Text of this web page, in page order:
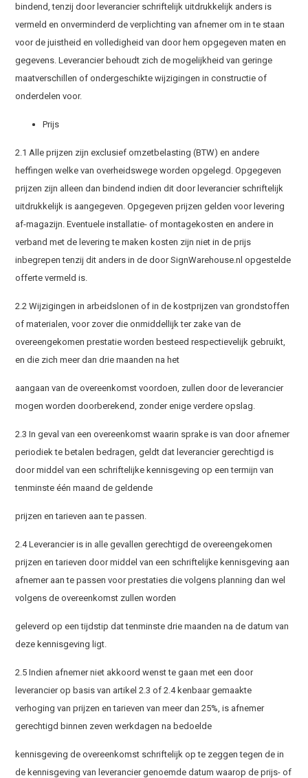
bindend, tenzij door leverancier schriftelijk uitdrukkelijk anders is
vermeld en onverminderd de verplichting van afnemer om in te staan
voor de juistheid en volledigheid van door hem opgegeven maten en
gegevens. Leverancier behoudt zich de mogelijkheid van geringe
maatverschillen of ondergeschikte wijzigingen in constructie of
onderdelen voor.
Prijs
2.1 Alle prijzen zijn exclusief omzetbelasting (BTW) en andere
heffingen welke van overheidswege worden opgelegd. Opgegeven
prijzen zijn alleen dan bindend indien dit door leverancier schriftelijk
uitdrukkelijk is aangegeven. Opgegeven prijzen gelden voor levering
af-magazijn. Eventuele installatie- of montagekosten en andere in
verband met de levering te maken kosten zijn niet in de prijs
inbegrepen tenzij dit anders in de door SignWarehouse.nl opgestelde
offerte vermeld is.
2.2 Wijzigingen in arbeidslonen of in de kostprijzen van grondstoffen
of materialen, voor zover die onmiddellijk ter zake van de
overeengekomen prestatie worden besteed respectievelijk gebruikt,
en die zich meer dan drie maanden na het
aangaan van de overeenkomst voordoen, zullen door de leverancier
mogen worden doorberekend, zonder enige verdere opslag.
2.3 In geval van een overeenkomst waarin sprake is van door afnemer
periodiek te betalen bedragen, geldt dat leverancier gerechtigd is
door middel van een schriftelijke kennisgeving op een termijn van
tenminste één maand de geldende
prijzen en tarieven aan te passen.
2.4 Leverancier is in alle gevallen gerechtigd de overeengekomen
prijzen en tarieven door middel van een schriftelijke kennisgeving aan
afnemer aan te passen voor prestaties die volgens planning dan wel
volgens de overeenkomst zullen worden
geleverd op een tijdstip dat tenminste drie maanden na de datum van
deze kennisgeving ligt.
2.5 Indien afnemer niet akkoord wenst te gaan met een door
leverancier op basis van artikel 2.3 of 2.4 kenbaar gemaakte
verhoging van prijzen en tarieven van meer dan 25%, is afnemer
gerechtigd binnen zeven werkdagen na bedoelde
kennisgeving de overeenkomst schriftelijk op te zeggen tegen de in
de kennisgeving van leverancier genoemde datum waarop de prijs- of